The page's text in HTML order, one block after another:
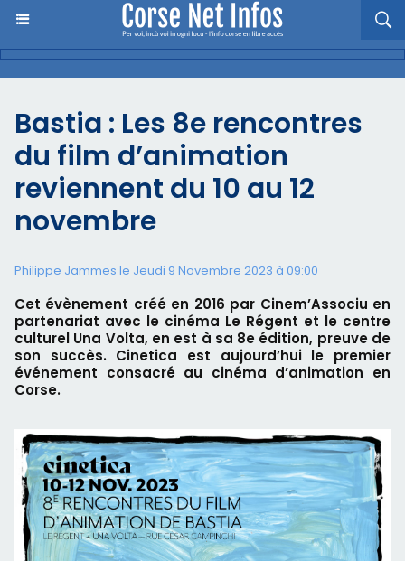
Bastia : Les 8e rencontres
du film d’animation
reviennent du 10 au 12
novembre
Philippe Jammes le Jeudi 9 Novembre 2023 à 09:00
Cet évènement créé en 2016 par Cinem’Associu en
partenariat avec le cinéma Le Régent et le centre
culturel Una Volta, en est à sa 8e édition, preuve de
son succès. Cinetica est aujourd’hui le premier
événement consacré au cinéma d’animation en
Corse.